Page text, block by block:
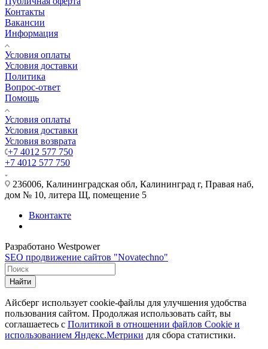
Контакты
Вакансии
Информация
Условия оплаты
Условия доставки
Политика
Вопрос-ответ
Помощь
Условия оплаты
Условия доставки
Условия возврата
+7 4012 577 750
+7 4012 577 750
236006, Калининградская обл, Калининград г, Правая наб,
дом № 10, литера Щ, помещение 5
Вконтакте
Разработано Westpower
SEO продвижение сайтов "Novatechno"
Найти
Айсберг использует cookie-файлы для улучшения удобства
пользования сайтом. Продолжая использовать сайт, вы
соглашаетесь с Политикой в отношении файлов Сookie и
использованием Яндекс.Метрики для сбора статистики.